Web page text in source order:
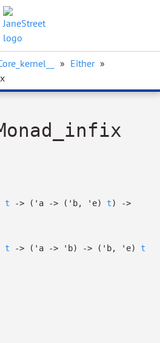
» Either »
t -> ( 'a -> ( 'b, 'e) t)
->
t -> ( 'a -> 'b) -> ( 'b, 'e) t